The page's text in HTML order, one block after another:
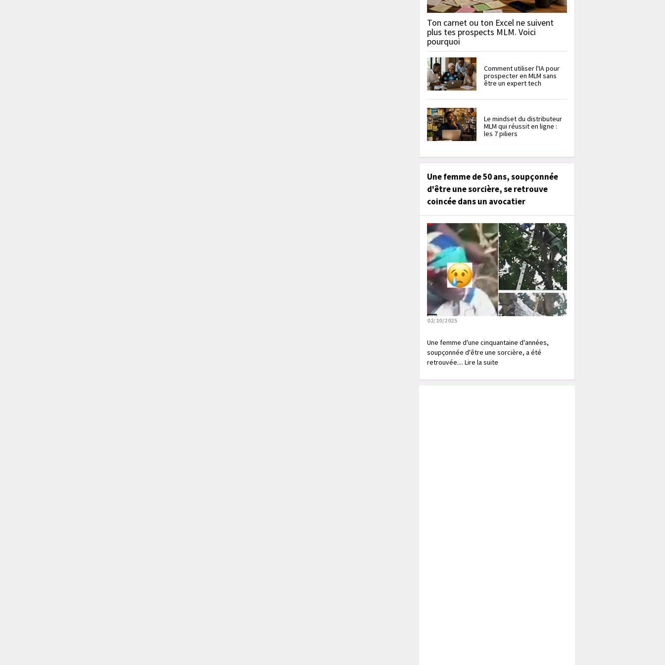
Ton carnet ou ton Excel ne suivent
plus tes prospects MLM. Voici
pourquoi
Comment utiliser l'IA pour
prospecter en MLM sans
être un expert tech
Le mindset du distributeur
MLM qui réussit en ligne :
les 7 piliers
Une femme de 50 ans, soupçonnée
d'être une sorcière, se retrouve
coincée dans un avocatier
02/10/2025
Une femme d'une cinquantaine d'années,
soupçonnée d'être une sorcière, a été
retrouvée.... Lire la suite